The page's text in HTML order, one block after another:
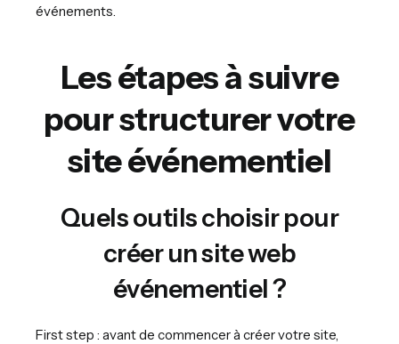
événements.
Les étapes à suivre
pour structurer votre
site événementiel
Quels outils choisir pour
créer un site web
événementiel ?
First step : avant de commencer à créer votre site,